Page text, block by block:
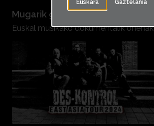
Mugarik gabeko musika
Euskal musikako dokumentalik onenak
Euskara Gaztelania